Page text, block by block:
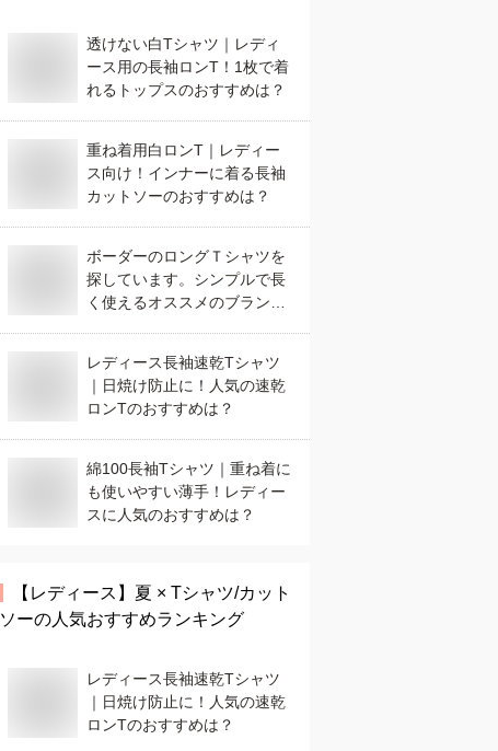
透けない白Tシャツ｜レディ
ース用の長袖ロンT！1枚で着
れるトップスのおすすめは？
重ね着用白ロンT｜レディー
ス向け！インナーに着る長袖
カットソーのおすすめは？
ボーダーのロングＴシャツを
探しています。シンプルで長
く使えるオススメのブランド
レディース長袖速乾Tシャツ
｜日焼け防止に！人気の速乾
ロンTのおすすめは？
綿100長袖Tシャツ｜重ね着に
も使いやすい薄手！レディー
スに人気のおすすめは？
【レディース】 夏 × Tシャツ/カット
ソーの人気おすすめランキング
レディース長袖速乾Tシャツ
｜日焼け防止に！人気の速乾
ロンTのおすすめは？